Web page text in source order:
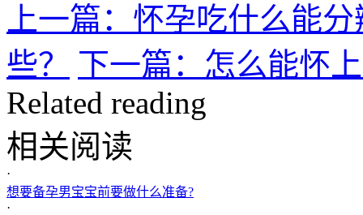
上一篇：怀孕吃什么能
些？
下一篇：怎么能怀
Related reading
相关阅读
·
想要备孕男宝宝前要做什么准备?
·